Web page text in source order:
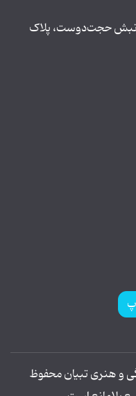
نبش حجت‌دوست، پلاک
و هنری تبیان محفوظ